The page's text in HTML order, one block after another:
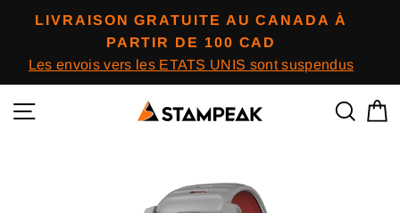
LIVRAISON GRATUITE AU CANADA À
PARTIR DE 100 CAD
Les envois vers les ETATS UNIS sont suspendus